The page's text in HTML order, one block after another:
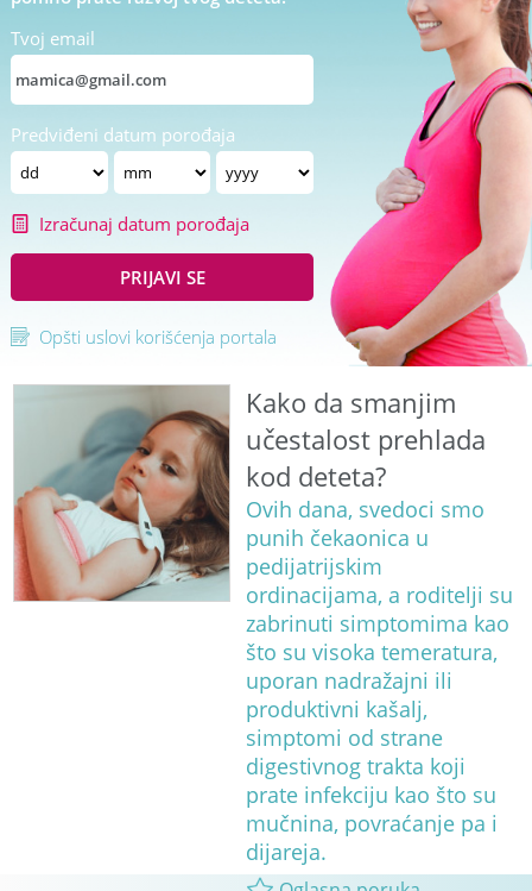
Tvoj email
Predviđeni datum porođaja
Izračunaj datum porođaja
PRIJAVI SE
Opšti uslovi korišćenja portala
Kako da smanjim
učestalost prehlada
kod deteta?
Ovih dana, svedoci smo
punih čekaonica u
pedijatrijskim
ordinacijama, a roditelji su
zabrinuti simptomima kao
što su visoka temeratura,
uporan nadražajni ili
produktivni kašalj,
simptomi od strane
digestivnog trakta koji
prate infekciju kao što su
mučnina, povraćanje pa i
dijareja.